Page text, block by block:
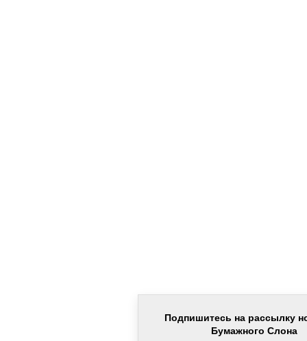
Подпишитесь на рассылку
Бумажного Слона